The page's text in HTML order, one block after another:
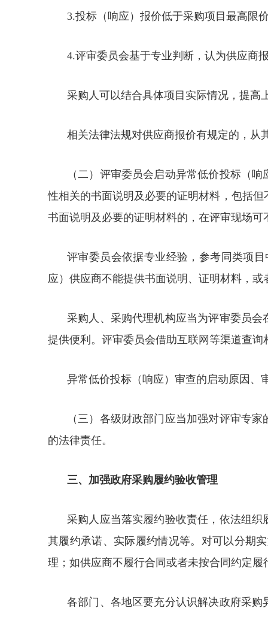
3.投标（响应）报价低于采购项目最高限
4.评审委员会基于专业判断，认为供应商
采购人可以结合具体项目实际情况，提高
相关法律法规对供应商报价有规定的，从
（二）评审委员会启动异常低价投标（
性相关的书面说明及必要的证明材料，包括
书面说明及必要的证明材料的，在评审现场可
评审委员会依据专业经验，参考同类项
应）供应商不能提供书面说明、证明材料，
采购人、采购代理机构应当为评审委员
提供便利。评审委员会借助互联网等渠道查
异常低价投标（响应）审查的启动原因、
（三）各级财政部门应当加强对评审专
的法律责任。
三、加强政府采购履约验收管理
采购人应当落实履约验收责任，依法组
其履约承诺、实际履约情况等。对可以分期
理；如供应商不履行合同或者未按合同约定
各部门、各地区要充分认识解决政府采